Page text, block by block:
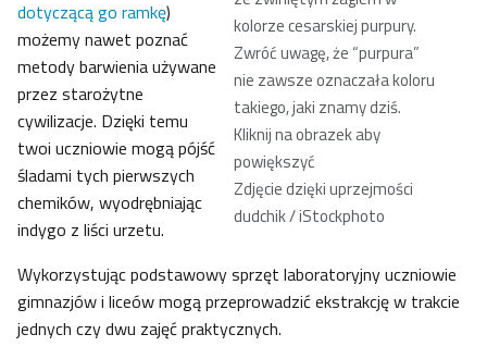
kolorze cesarskiej purpury.
Zwróć uwagę, że “purpura”
nie zawsze oznaczała koloru
takiego, jaki znamy dziś.
Kliknij na obrazek aby
powiększyć
Zdjęcie dzięki uprzejmości
dudchik / iStockphoto
dotyczącą go ramkę)
możemy nawet poznać
metody barwienia używane
przez starożytne
cywilizacje. Dzięki temu
twoi uczniowie mogą pójść
śladami tych pierwszych
chemików, wyodrębniając
indygo z liści urzetu.
Wykorzystując podstawowy sprzęt laboratoryjny uczniowie
gimnazjów i liceów mogą przeprowadzić ekstrakcję w trakcie
jednych czy dwu zajęć praktycznych.